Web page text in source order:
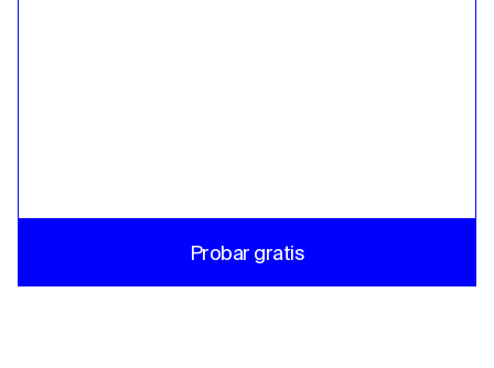
Probar gratis